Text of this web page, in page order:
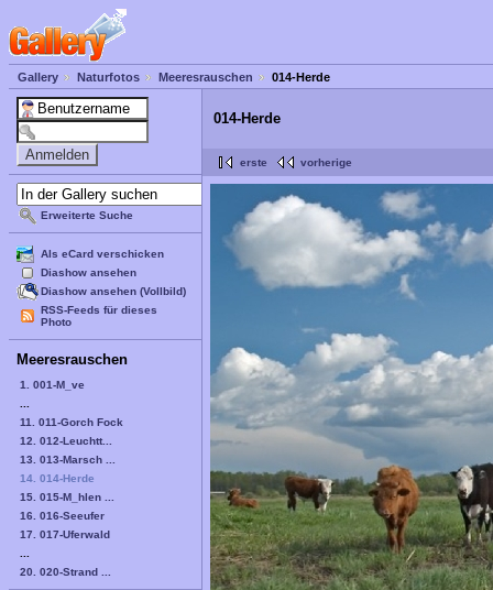
Gallery Naturfotos Meeresrauschen 014-Herde
Erweiterte Suche
Als eCard verschicken
Diashow ansehen
Diashow ansehen (Vollbild)
RSS-Feeds für dieses
Photo
Meeresrauschen
1. 001-M_ve
11. 011-Gorch Fock
12. 012-Leuchtt...
13. 013-Marsch ...
14. 014-Herde
15. 015-M_hlen ...
16. 016-Seeufer
17. 017-Uferwald
20. 020-Strand ...
014-Herde
erste vorherige